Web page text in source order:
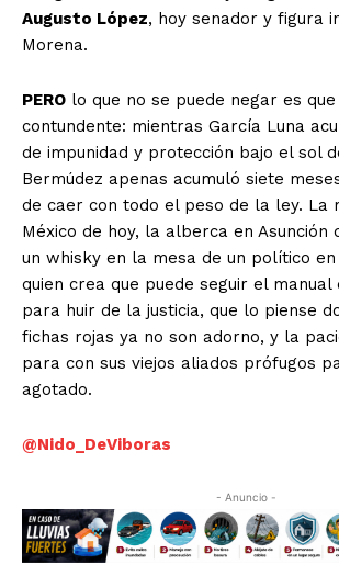
Augusto López, hoy senador y figura
Morena.
PERO lo que no se puede negar es
contundente: mientras García Luna
de impunidad y protección bajo el sol
Bermúdez apenas acumuló siete
de caer con todo el peso de la ley. La
México de hoy, la alberca en Asunción
un whisky en la mesa de un político en
quien crea que puede seguir el manual
para huir de la justicia, que lo piense
fichas rojas ya no son adorno, y la
para con sus viejos aliados prófugos
agotado.
@Nido_DeViboras
- Anuncio -